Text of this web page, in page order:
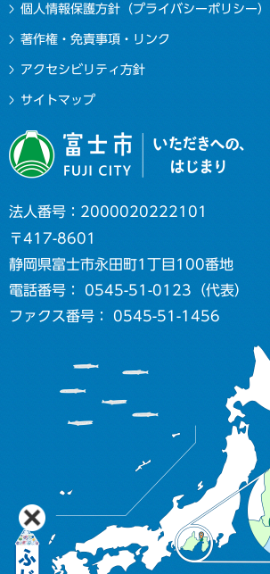
個人情報保護方針（プライバシーポリシー）
著作権・免責事項・リンク
アクセシビリティ方針
サイトマップ
法人番号：2000020222101
〒417-8601
静岡県富士市永田町1丁目100番地
電話番号： 0545-51-0123（代表）
ファクス番号： 0545-51-1456